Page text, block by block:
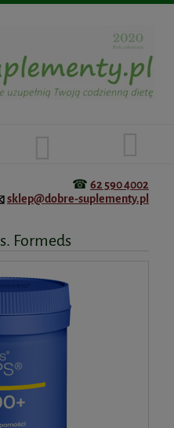
☎ 62 590 4002
sklep@dobre-suplementy.pl
Formeds